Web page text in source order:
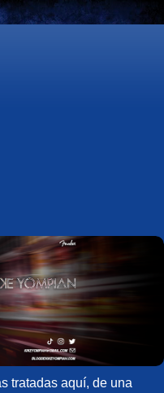
tratadas aquí, de una